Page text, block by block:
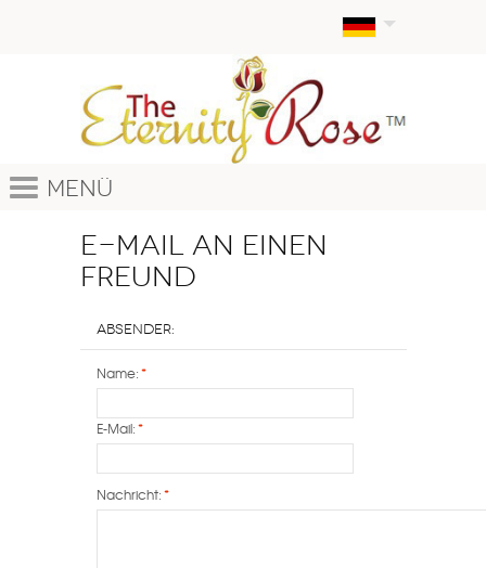
Menü
E-Mail an einen
Freund
Absender:
*
Name:
*
E-Mail:
*
Nachricht: